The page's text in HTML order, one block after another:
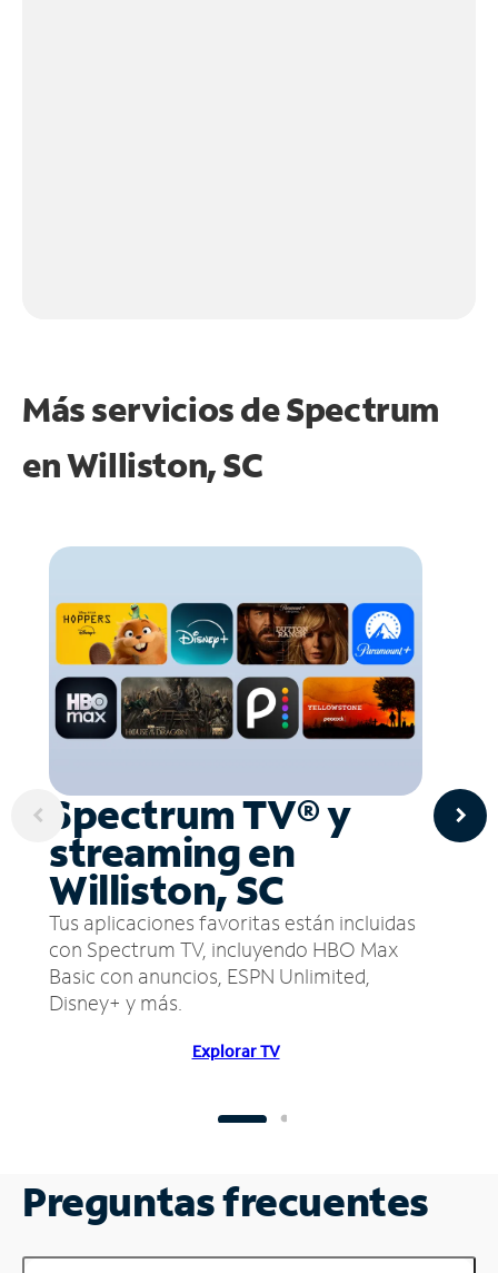
Más servicios de Spectrum
enWilliston, SC
Spectrum TV® y
streaming en
Williston, SC
Tus aplicaciones favoritas están incluidas
con Spectrum TV, incluyendo HBO Max
Basic con anuncios, ESPN Unlimited,
Disney+ y más.
Explorar TV
Preguntas frecuentes